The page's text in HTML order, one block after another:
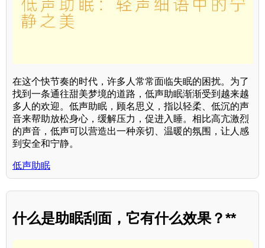
在这个快节奏的时代，许多人常常面临失眠的困扰。为了
找到一条通往甜美梦境的道路，低声助眠渐渐受到越来越
多人的欢迎。低声助眠，顾名思义，指以轻柔、低沉的声
音来帮助放松身心，缓解压力，促进入睡。相比高亢激烈
的声音，低声可以营造出一种亲切、温暖的氛围，让人感
到安全和宁静。
低声助眠
什么是助眠刮面，它有什么效果？**